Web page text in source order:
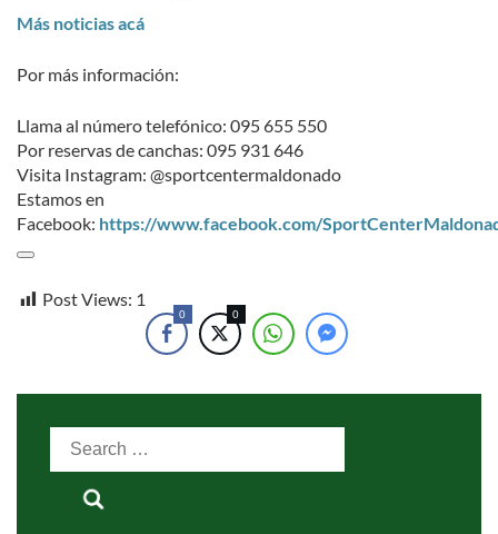
Más noticias acá
Por más información:
Llama al número telefónico: 095 655 550
Por reservas de canchas: 095 931 646
Visita Instagram: @sportcentermaldonado
Estamos en
Facebook: https://www.facebook.com/
Post Views: 1
0 0
Search